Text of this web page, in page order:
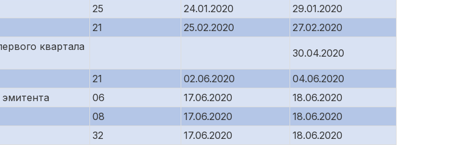
25 24.01.2020
29.01.2020
21 25.02.2020 27.02.2020
квартала
30.04.2020
21 02.06.2020
04.06.2020
06 17.06.2020
18.06.2020
08 17.06.2020
18.06.2020
32 17.06.2020 18.06.2020